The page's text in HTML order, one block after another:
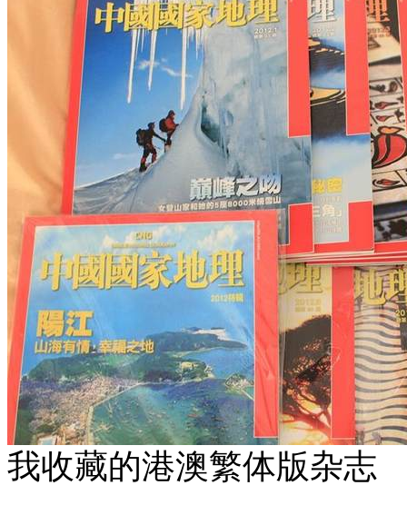
我收藏的港澳繁体版杂志